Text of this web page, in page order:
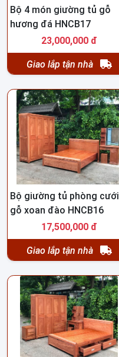
Bộ 4 món giường tủ gỗ
hương đá HNCB17
23,000,000 đ
Giao lắp tận nhà
Bộ giường tủ phòng cưới
gỗ xoan đào HNCB16
17,500,000 đ
Giao lắp tận nhà